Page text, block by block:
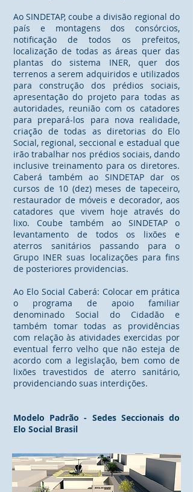
Ao SINDETAP, coube a divisão regional do
país e montagens dos consórcios,
notificação de todos os prefeitos,
localização de todas as áreas quer das
plantas do sistema INER, quer dos
terrenos a serem adquiridos e utilizados
para construção dos prédios sociais,
apresentação do projeto para todas as
autoridades, reunião com os catadores
para prepará-los para nova realidade,
criação de todas as diretorias do Elo
Social, regional, seccional e estadual que
irão trabalhar nos prédios sociais, dando
inclusive treinamento para os diretores.
Caberá também ao SINDETAP dar os
cursos de 10 (dez) meses de tapeceiro,
restaurador de móveis e decorador, aos
catadores que vivem hoje através do
lixo. Coube também ao SINDETAP o
levantamento de todos os lixões e
aterros sanitários passando para o
Grupo INER suas localizações para fins
de posteriores providencias.
Ao Elo Social Caberá: Colocar em prática
o programa de apoio familiar
denominado Social do Cidadão e
também tomar todas as providências
com relação às atividades exercidas por
eventual ferro velho que não esteja de
acordo com a legislação, bem como de
lixões travestidos de aterro sanitário,
providenciando suas interdições.
Modelo Padrão - Sedes Seccionais do
Elo Social Brasil